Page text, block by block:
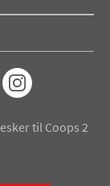
til Coops 2